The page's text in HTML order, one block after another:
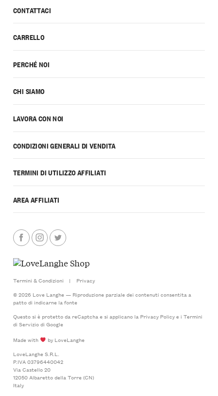
CONTATTACI
CARRELLO
PERCHÉ NOI
CHI SIAMO
LAVORA CON NOI
CONDIZIONI GENERALI DI VENDITA
TERMINI DI UTILIZZO AFFILIATI
AREA AFFILIATI
Termini & Condizioni |
Privacy
© 2026 Love Langhe — Riproduzione parziale dei contenuti consentita a
patto di indicarne la fonte
Questo si è protetto da reCaptcha e si applicano la Privacy Policye i Termini
di Serviziodi Google
Made with
by LoveLanghe
LoveLanghe S.R.L.
P.IVA 03796440042
Via Castello 20
12050 Albaretto della Torre (CN)
Italy